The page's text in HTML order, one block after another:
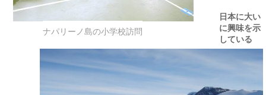
ナパリーノ島の小学校訪問
日本に大い
に興味を示
している
学校訪問は
行式の当